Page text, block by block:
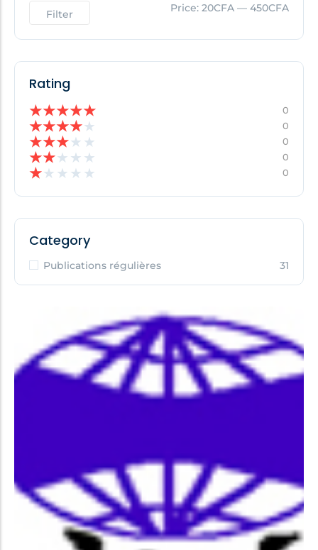
Filter Price: 20CFA — 450CFA
Rating
★★★★★ 0
★★★★★ 0
★★★★ ★ 0
★★★ ★ ★ 0
★★ ★ ★ ★ 0
Category
Publications régulières 31